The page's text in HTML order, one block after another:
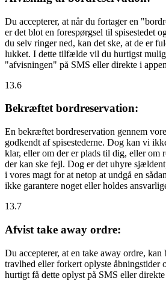
Du accepterer, at når du fortager en
er det blot en forespørgsel til spisestedet
du selv ringer ned, kan det ske, at de er
lukket. I dette tilfælde vil du hurtigst
"afvisningen" på SMS eller direkte i
13.6
Bekræftet bordreservation:
En bekræftet bordreservation gennem
godkendt af spisestederne. Dog kan vi
klar, eller om der er plads til dig, eller om
der kan ske fejl. Dog er det uhyre
i vores magt for at netop at undgå en
ikke garantere noget eller holdes
13.7
Afvist take away ordre:
Du accepterer, at en take away ordre,
travlhed eller forkert oplyste
hurtigt få dette oplyst på SMS eller